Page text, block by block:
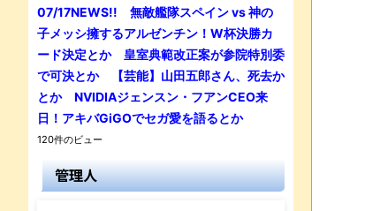
07/17NEWS!! 無敵艦隊スペイン vs 神の
子メッシ擁するアルゼンチン！W杯決勝カ
ード決定とか 皇室典範改正案が参院特別委
で可決とか 【芸能】山田五郎さん、死去か
とか NVIDIAジェンスン・フアンCEO来
日！アキバGiGOでセガ愛を語るとか
120件のビュー
管理人